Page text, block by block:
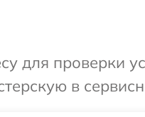
для проверки
в